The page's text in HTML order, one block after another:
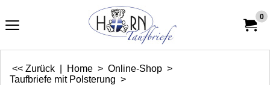
0
<< Zurück Home > Online-Shop >
Taufbriefe mit Polsterung >